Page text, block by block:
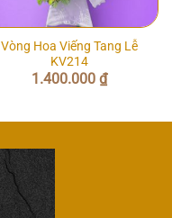
Vòng Hoa Viếng Tang Lễ
KV214
1.400.000 ₫